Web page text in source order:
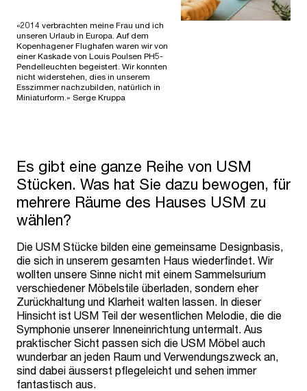
«2014 verbrachten meine Frau und ich
unseren Urlaub in Europa. Auf dem
Kopenhagener Flughafen waren wir von
einer Kaskade von Louis Poulsen PH5-
Pendelleuchten begeistert. Wir konnten
nicht widerstehen, dies in unserem
Esszimmer nachzubilden, natürlich in
Miniaturform.» Serge Kruppa
Es gibt eine ganze Reihe von USM
Stücken. Was hat Sie dazu bewogen, für
mehrere Räume des Hauses USM zu
wählen?
Die USM Stücke bilden eine gemeinsame Designbasis,
die sich in unserem gesamten Haus wiederfindet. Wir
wollten unsere Sinne nicht mit einem Sammelsurium
verschiedener Möbelstile überladen, sondern eher
Zurückhaltung und Klarheit walten lassen. In dieser
Hinsicht ist USM Teil der wesentlichen Melodie, die die
Symphonie unserer Inneneinrichtung untermalt. Aus
praktischer Sicht passen sich die USM Möbel auch
wunderbar an jeden Raum und Verwendungszweck an,
sind dabei äusserst pflegeleicht und sehen immer
fantastisch aus.